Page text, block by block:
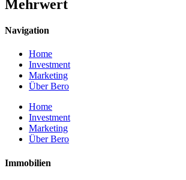
Mehrwert
Navigation
Home
Investment
Marketing
Über Bero
Home
Investment
Marketing
Über Bero
Immobilien